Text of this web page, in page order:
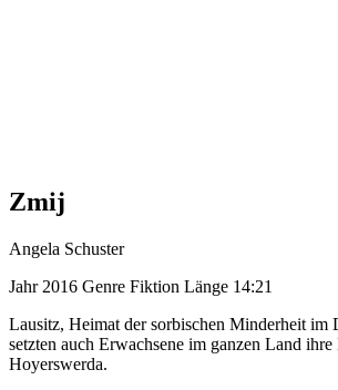
Zmij
Angela Schuster
Jahr2016 Genre Fiktion Länge 14:21
Lausitz, Heimat der sorbischen Minderheit im
setzten auch Erwachsene im ganzen Land
Hoyerswerda.